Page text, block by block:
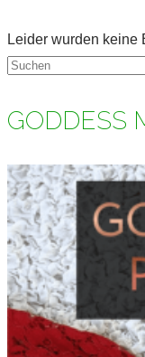
Leider wurden keine
Suchen
GODDESS